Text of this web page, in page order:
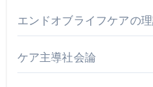
エンドオブライフケアの
ケア主導社会論